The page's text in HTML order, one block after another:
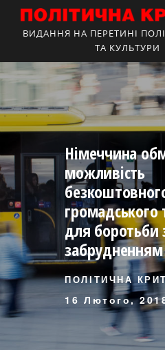
ВИДАННЯ НА ПЕРЕТИНІ
ТА КУЛЬТУРИ
Німеччина
можливість
громадського
для боротьби
забрудненням
ПОЛІТИЧНА
16 Лютого,